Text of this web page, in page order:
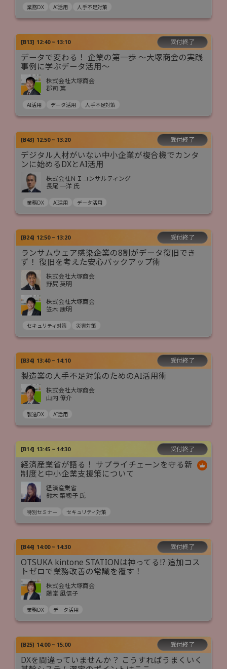
業務DX AI活用 人手不足対策
[B13] 12:40 ~ 13:10 受付終了
データで変わる！ 企業の第一歩 ～大塚商会の実践
事例に学ぶデータ活用～
株式会社大塚商会
郡司 篤
AI活用 データ活用 人手不足対策
[B43] 12:50 ~ 13:20 受付終了
デジタル人材がいない中小企業が複合機でカンタ
ンに始めるDXとAI活用
株式会社ＮＩコンサルティング
長尾 一洋 氏
業務DX AI活用 データ活用
[B24] 12:50 ~ 13:20 受付終了
ランサムウェア感染企業の8割がデータ復旧でき
ず！ 復旧を考えた安心バックアップ術
株式会社大塚商会
野尻 英明
株式会社大塚商会
笠木 康明
セキュリティ対策 災害対策
[B34] 13:40 ~ 14:10 受付終了
製造業の人手不足対策のためのAI活用術
株式会社大塚商会
山内 僚介
製造DX AI活用
[B14] 13:45 ~ 14:30 受付終了
経済産業省が語る！ サプライチェーンを守る新
制度と中小企業支援策について
経済産業省
鈴木 菜穂子 氏
特別セミナー セキュリティ対策
[B44] 14:00 ~ 14:30 受付終了
OTSUKA kintone STATIONは神ってる⁉ 追加コス
トゼロで業務改善の常識を覆す！
株式会社大塚商会
藤堂 風信子
業務DX データ活用
[B25] 14:00 ~ 15:00 受付終了
DXを間違っていませんか？ こうすればうまくいく